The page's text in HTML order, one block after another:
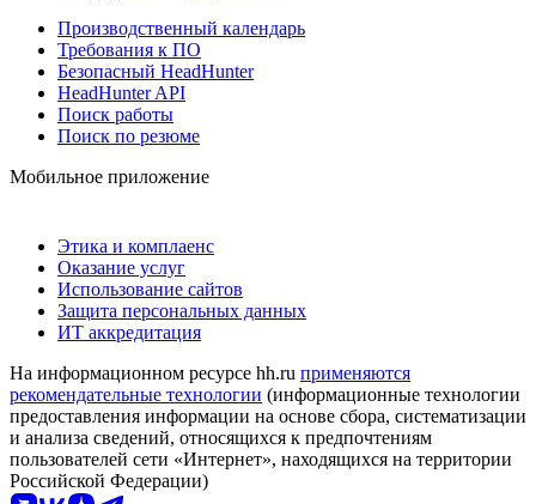
Производственный календарь
Требования к ПО
Безопасный HeadHunter
HeadHunter API
Поиск работы
Поиск по резюме
Мобильное приложение
Этика и комплаенс
Оказание услуг
Использование сайтов
Защита персональных данных
ИТ аккредитация
На информационном ресурсе hh.ru применяются
рекомендательные технологии (информационные технологии
предоставления информации на основе сбора, систематизации
и анализа сведений, относящихся к предпочтениям
пользователей сети «Интернет», находящихся на территории
Российской Федерации)